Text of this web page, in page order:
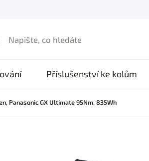
Příslušenství ke kolům
Panasonic GX Ultimate 95Nm, 835Wh